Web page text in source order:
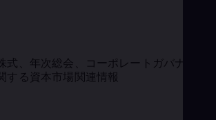
式、年次総会、コーポレートガバナン
する資本市場関連情報